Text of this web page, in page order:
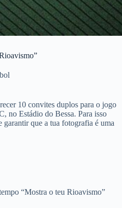
10 convites duplos para o jogo
no Estádio do Bessa. Para isso
garantir que a tua fotografia é uma
“Mostra o teu Rioavismo”